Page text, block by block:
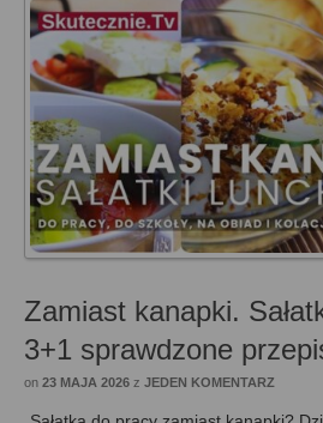
Zamiast kanapki.
3+1 sprawdzone
on 23 MAJA 2026 z JEDEN KOMENTARZ